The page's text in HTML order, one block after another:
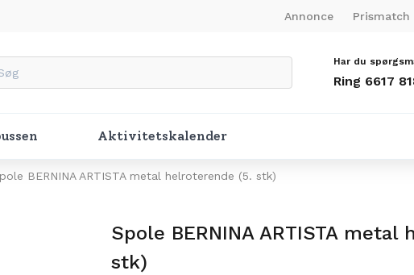
Annonce Prismatch
Har du
Ring 6617
Aktivitetskalender
BERNINA ARTISTA metal helroterende (5. stk)
Spole BERNINA ARTISTA
stk)